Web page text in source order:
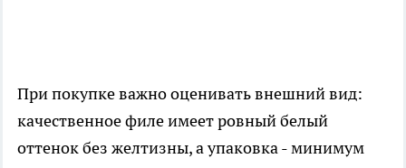
При покупке важно оценивать внешний вид:
качественное филе имеет ровный белый
оттенок без желтизны, а упаковка - минимум